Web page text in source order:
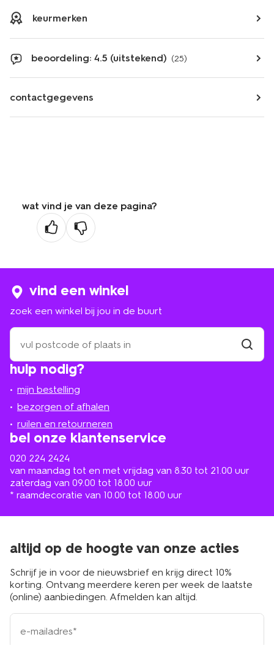
keurmerken
beoordeling: 4.5 (uitstekend) (25)
contactgegevens
wat vind je van deze pagina?
hulp nodig?
mijn bestelling
bezorgen of afhalen
ruilen en retourneren
bel onze klantenservice
020 224 2424
van maandag tot en met vrijdag van 8.30 tot 21.00 uur
zaterdag van 09.00 tot 18.00 uur
* raamdecoratie van 10.00 tot 18.00 uur
vind een winkel
zoek een winkel bij jou in de buurt
zoek
een
winkel
bij
in
de
buurt
altijd op de hoogte van onze acties
Schrijf je in voor de nieuwsbrief en krijg direct 10%
korting. Ontvang meerdere keren per week de laatste
(online) aanbiedingen. Afmelden kan altijd.
e-
mailadres